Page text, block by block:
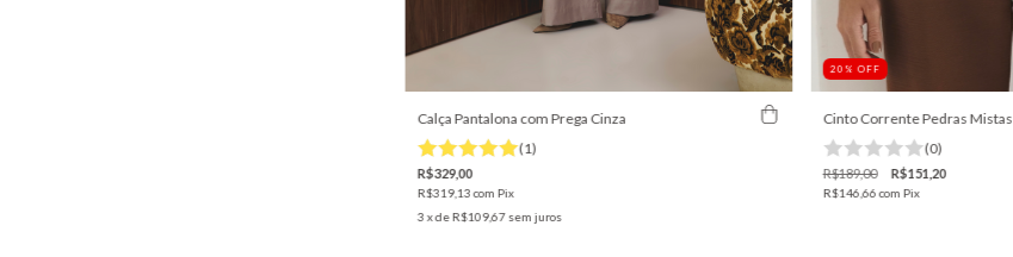
Calça Pantalona com Prega Cinza
(1)
R$329,00
R$319,13com Pix
3 x deR$109,67sem juros
20 %OFF
Cinto Corrente Pedras Mistas
(0)
R$189,00 R$151,20
R$146,66com Pix